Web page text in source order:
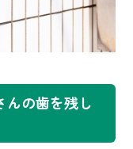
んの歯を残し